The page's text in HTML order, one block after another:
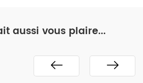
aussi vous plaire...